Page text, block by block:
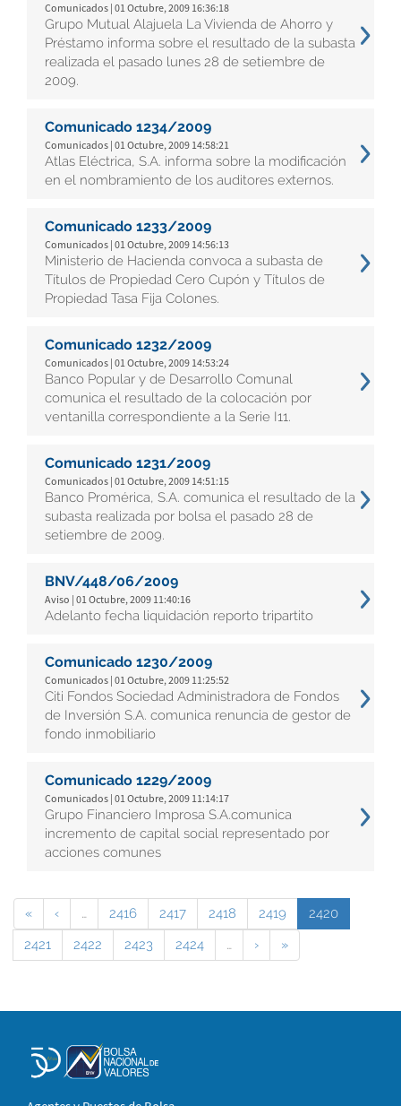
Comunicados | 01 Octubre, 2009 16:36:18
Grupo Mutual Alajuela La Vivienda de Ahorro y
Préstamo informa sobre el resultado de la subasta
realizada el pasado lunes 28 de setiembre de
2009.
Comunicado 1234/2009
Comunicados | 01 Octubre, 2009 14:58:21
Atlas Eléctrica, S.A. informa sobre la modificación
en el nombramiento de los auditores externos.
Comunicado 1233/2009
Comunicados | 01 Octubre, 2009 14:56:13
Ministerio de Hacienda convoca a subasta de
Títulos de Propiedad Cero Cupón y Títulos de
Propiedad Tasa Fija Colones.
Comunicado 1232/2009
Comunicados | 01 Octubre, 2009 14:53:24
Banco Popular y de Desarrollo Comunal
comunica el resultado de la colocación por
ventanilla correspondiente a la Serie I11.
Comunicado 1231/2009
Comunicados | 01 Octubre, 2009 14:51:15
Banco Promérica, S.A. comunica el resultado de la
subasta realizada por bolsa el pasado 28 de
setiembre de 2009.
BNV/448/06/2009
Aviso | 01 Octubre, 2009 11:40:16
Adelanto fecha liquidación reporto tripartito
Comunicado 1230/2009
Comunicados | 01 Octubre, 2009 11:25:52
Citi Fondos Sociedad Administradora de Fondos
de Inversión S.A. comunica renuncia de gestor de
fondo inmobiliario
Comunicado 1229/2009
Comunicados | 01 Octubre, 2009 11:14:17
Grupo Financiero Improsa S.A.comunica
incremento de capital social representado por
acciones comunes
« ‹ … 2416 2417 2418 2419
2420
2421
2422 2423 2424 … › »